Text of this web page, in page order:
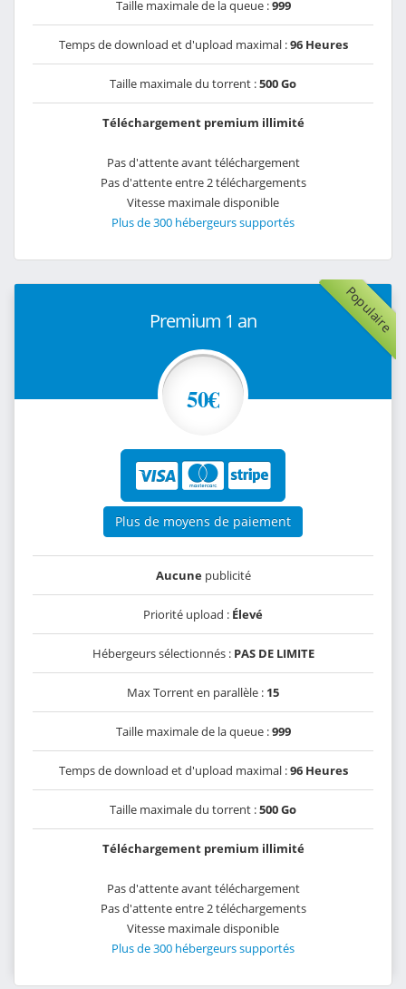
Taille maximale de la queue :999
Temps de download et d'upload maximal :96 Heures
Taille maximale du torrent :500 Go
Téléchargement premium illimité
Pas d'attente avant téléchargement
Pas d'attente entre 2 téléchargements
Vitesse maximale disponible
Plus de 300 hébergeurs supportés
Populaire
Premium 1 an
50€
Plus de moyens de paiement
Aucunepublicité
Priorité upload : Élevé
Hébergeurs sélectionnés : PAS DE LIMITE
Max Torrent en parallèle : 15
Taille maximale de la queue :999
Temps de download et d'upload maximal :96 Heures
Taille maximale du torrent :500 Go
Téléchargement premium illimité
Pas d'attente avant téléchargement
Pas d'attente entre 2 téléchargements
Vitesse maximale disponible
Plus de 300 hébergeurs supportés